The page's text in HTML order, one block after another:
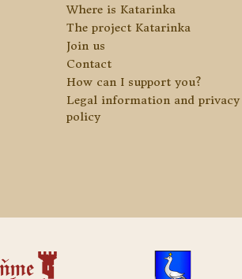
Where is Katarinka
The project Katarinka
Join us
Contact
How can I support you?
Legal information and privacy
policy